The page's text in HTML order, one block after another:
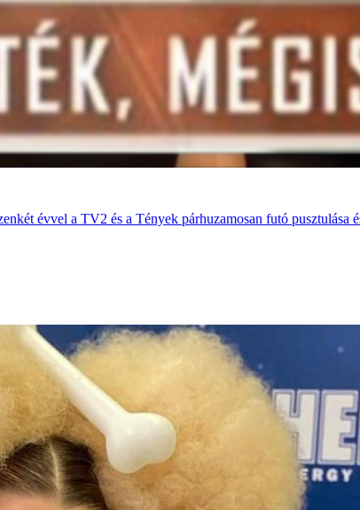
évvel a TV2 és a Tények párhuzamosan futó pusztulása